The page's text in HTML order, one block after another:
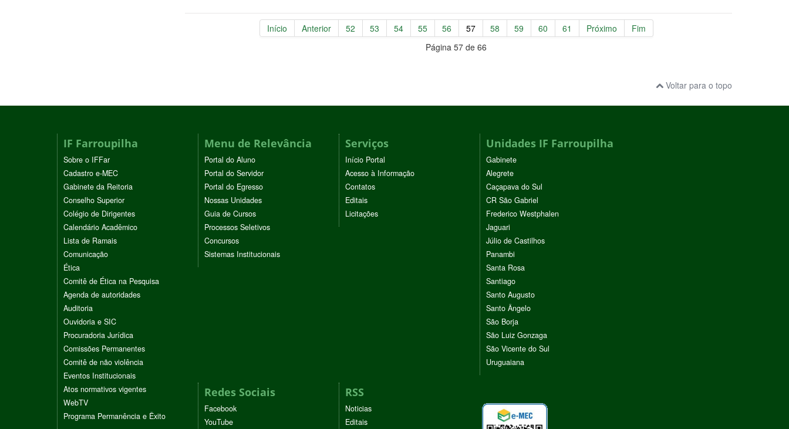
Início Anterior 52 53 54 55 56 57 58 59 60 61 Próximo
Fim
Página 57 de 66
Voltar para o topo
IF Farroupilha
Sobre o IFFar
Cadastro e-MEC
Gabinete da Reitoria
Conselho Superior
Colégio de Dirigentes
Calendário Acadêmico
Lista de Ramais
Comunicação
Ética
Comitê de Ética na Pesquisa
Agenda de autoridades
Auditoria
Ouvidoria e SIC
Procuradoria Jurídica
Comissões Permanentes
Comitê de não violência
Eventos Institucionais
Atos normativos vigentes
WebTV
Programa Permanência e Êxito
Menu de Relevância
Portal do Aluno
Portal do Servidor
Portal do Egresso
Nossas Unidades
Guia de Cursos
Processos Seletivos
Concursos
Sistemas Institucionais
Serviços
Início Portal
Acesso à Informação
Contatos
Editais
Licitações
Unidades IF Farroupilha
Gabinete
Alegrete
Caçapava do Sul
CR São Gabriel
Frederico Westphalen
Jaguari
Júlio de Castilhos
Panambi
Santa Rosa
Santiago
Santo Augusto
Santo Ângelo
São Borja
São Luiz Gonzaga
São Vicente do Sul
Uruguaiana
Redes Sociais
Facebook
YouTube
RSS
Noticias
Editais